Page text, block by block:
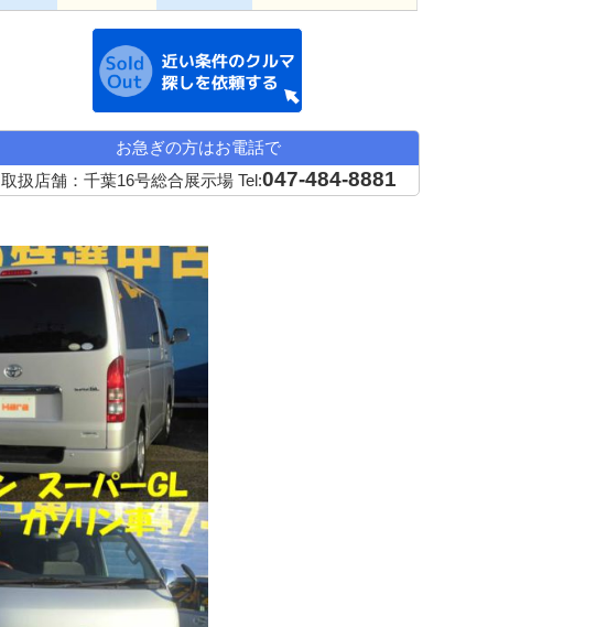
お急ぎの方はお電話で
取扱店舗：千葉16号総合展示場 Tel:047-484-8881